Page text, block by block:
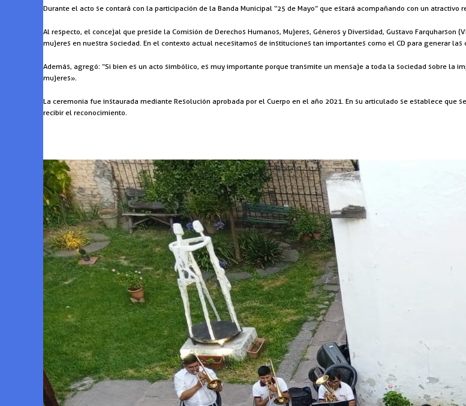
Durante el acto se contará con la participación de la Banda Municipal “25 de Mayo” que estará acompañando con un atractivo
Al respecto, el concejal que preside la Comisión de Derechos Humanos, Mujeres, Géneros y Diversidad, Gustavo
mujeres en nuestra sociedad. En el contexto actual necesitamos de instituciones tan importantes como el CD para generar
Además, agregó: “Si bien es un acto simbólico, es muy importante porque transmite un mensaje a toda la sociedad sobre la
mujeres».
La ceremonia fue instaurada mediante Resolución aprobada por el Cuerpo en el año 2021. En su articulado se establece
recibir el reconocimiento.